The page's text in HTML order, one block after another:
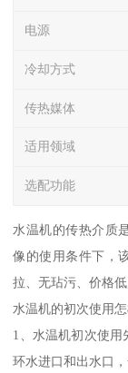
电源
冷却方式
传热媒体
适用领域
选配功能
水温机的传热介质
像的使用条件下，
拉、无玷污、价格
水温机的初次使用怎
1、水温机初次使
环水进口和出水口